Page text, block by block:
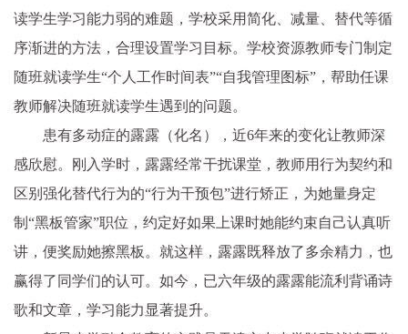
读学生学习能力弱的难题，学校采用简化、减量、替代等循
序渐进的方法，合理设置学习目标。学校资源教师专门制定
随班就读学生“个人工作时间表”“自我管理图标”，帮助任课
教师解决随班就读学生遇到的问题。
患有多动症的露露（化名），近6年来的变化让教师深
感欣慰。刚入学时，露露经常干扰课堂，教师用行为契约和
区别强化替代行为的“行为干预包”进行矫正，为她量身定
制“黑板管家”职位，约定好如果上课时她能约束自己认真听
讲，便奖励她擦黑板。就这样，露露既释放了多余精力，也
赢得了同学们的认可。如今，已六年级的露露能流利背诵诗
歌和文章，学习能力显著提升。